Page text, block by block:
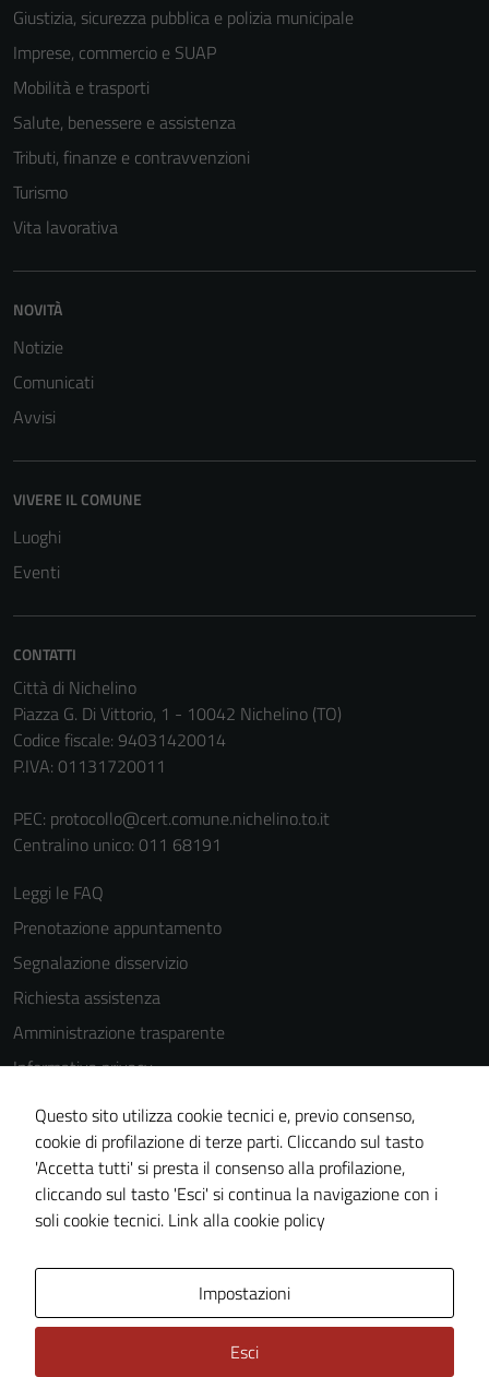
Giustizia, sicurezza pubblica e polizia municipale
Imprese, commercio e SUAP
Mobilità e trasporti
Salute, benessere e assistenza
Tributi, finanze e contravvenzioni
Turismo
Vita lavorativa
NOVITÀ
Notizie
Comunicati
Avvisi
VIVERE IL COMUNE
Luoghi
Eventi
CONTATTI
Città di Nichelino
Piazza G. Di Vittorio, 1 - 10042 Nichelino (TO)
Codice fiscale: 94031420014
P.IVA: 01131720011
PEC: protocollo@cert.comune.nichelino.to.it
Centralino unico: 011 68191
Leggi le FAQ
Prenotazione appuntamento
Segnalazione disservizio
Richiesta assistenza
Amministrazione trasparente
Informativa privacy
Note legali
Dichiarazione di accessibilità
Piano di miglioramento del sito
Questo sito utilizza cookie tecnici e, previo consenso,
cookie di profilazione di terze parti. Cliccando sul tasto
'Accetta tutti' si presta il consenso alla profilazione,
cliccando sul tasto 'Esci' si continua la navigazione con i
soli cookie tecnici. Link alla cookie policy
Impostazioni
Esci
sono necessari
Questi cookie